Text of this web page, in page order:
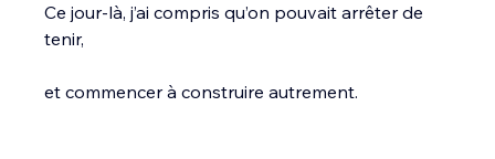
Ce jour-là, j’ai compris qu’on pouvait arrêter de
tenir,
et commencer à construire autrement.